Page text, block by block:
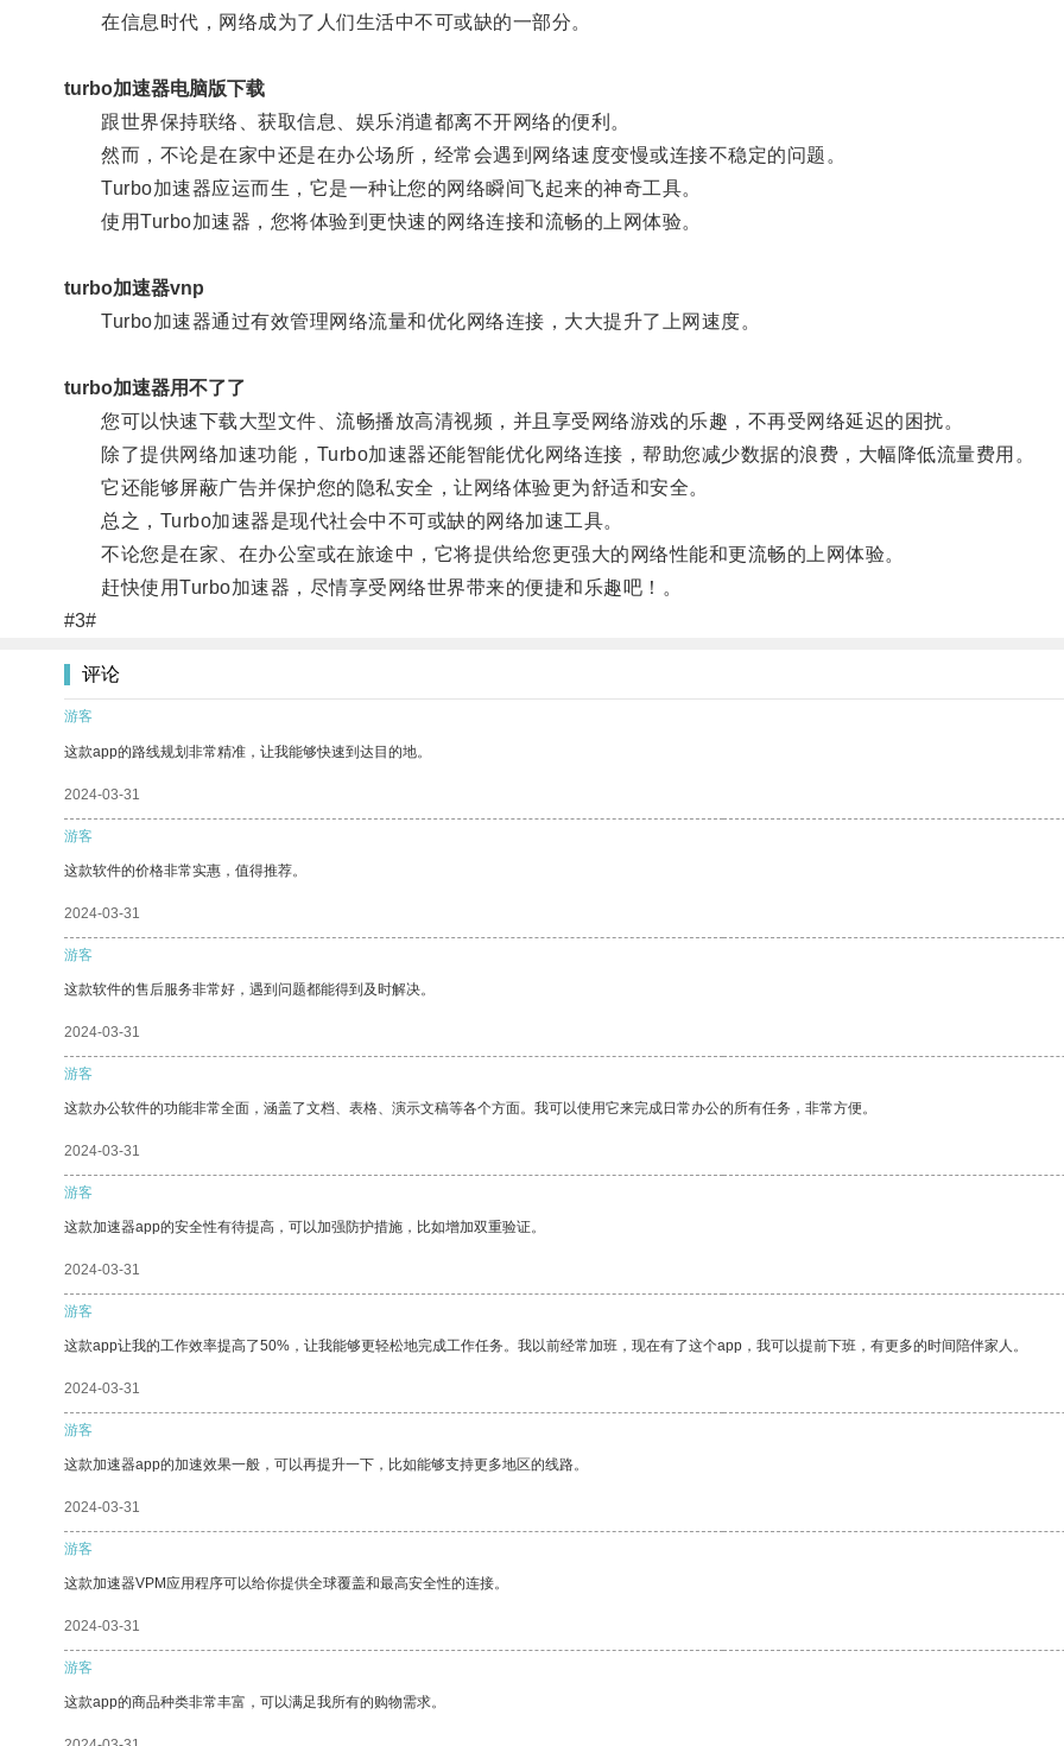
在信息时代，网络成为了人们生活中不可或缺的一部分。
turbo加速器电脑版下载
跟世界保持联络、获取信息、娱乐消遣都离不开网络的便利。
然而，不论是在家中还是在办公场所，经常会遇到网络速度变慢或连接不稳定的问题。
Turbo加速器应运而生，它是一种让您的网络瞬间飞起来的神奇工具。
使用Turbo加速器，您将体验到更快速的网络连接和流畅的上网体验。
turbo加速器vnp
Turbo加速器通过有效管理网络流量和优化网络连接，大大提升了上网速度。
turbo加速器用不了了
您可以快速下载大型文件、流畅播放高清视频，并且享受网络游戏的乐趣，不再受网络延迟的困扰。
除了提供网络加速功能，Turbo加速器还能智能优化网络连接，帮助您减少数据的浪费，大幅降低流量费用。
它还能够屏蔽广告并保护您的隐私安全，让网络体验更为舒适和安全。
总之，Turbo加速器是现代社会中不可或缺的网络加速工具。
不论您是在家、在办公室或在旅途中，它将提供给您更强大的网络性能和更流畅的上网体验。
赶快使用Turbo加速器，尽情享受网络世界带来的便捷和乐趣吧！。
#3#
评论
游客
这款app的路线规划非常精准，让我能够快速到达目的地。
2024-03-31
游客
这款软件的价格非常实惠，值得推荐。
2024-03-31
游客
这款软件的售后服务非常好，遇到问题都能得到及时解决。
2024-03-31
游客
这款办公软件的功能非常全面，涵盖了文档、表格、演示文稿等各个方面。我可以使用它来完成日常办公的所有任务，非常方便。
2024-03-31
游客
这款加速器app的安全性有待提高，可以加强防护措施，比如增加双重验证。
2024-03-31
游客
这款app让我的工作效率提高了50%，让我能够更轻松地完成工作任务。我以前经常加班，现在有了这个app，我可以提前下班，有更多的时间陪伴家人。
2024-03-31
游客
这款加速器app的加速效果一般，可以再提升一下，比如能够支持更多地区的线路。
2024-03-31
游客
这款加速器VPM应用程序可以给你提供全球覆盖和最高安全性的连接。
2024-03-31
游客
这款app的商品种类非常丰富，可以满足我所有的购物需求。